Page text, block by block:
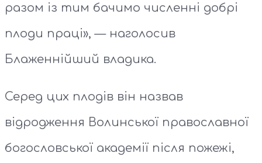
разом із тим бачимо численні добрі
плоди праці», — наголосив
Блаженнійший владика.
Серед цих плодів він назвав
відродження Волинської православної
богословської академії після пожежі,